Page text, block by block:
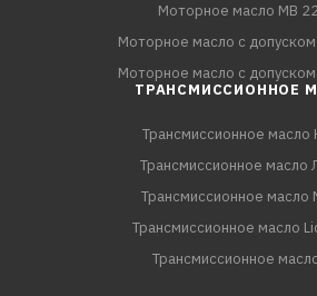
Моторное масло MB
Моторное масло с допуском
Моторное масло с
ТРАНСМИССИОННОЕ
Трансмиссионное масло
Трансмиссионное масло
Трансмиссионное масло
Трансмиссионное масло
Трансмиссионное